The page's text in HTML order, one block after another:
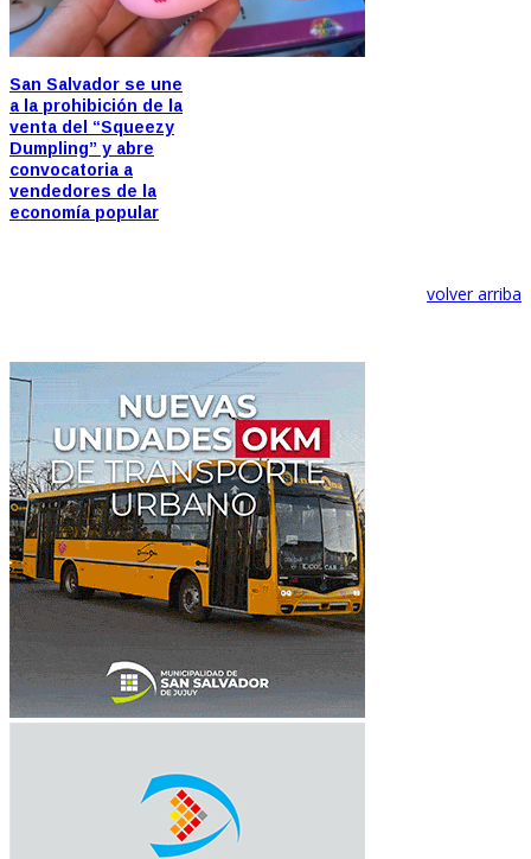
San Salvador se une
a la prohibición de la
venta del “Squeezy
Dumpling” y abre
convocatoria a
vendedores de la
economía popular
volver arriba